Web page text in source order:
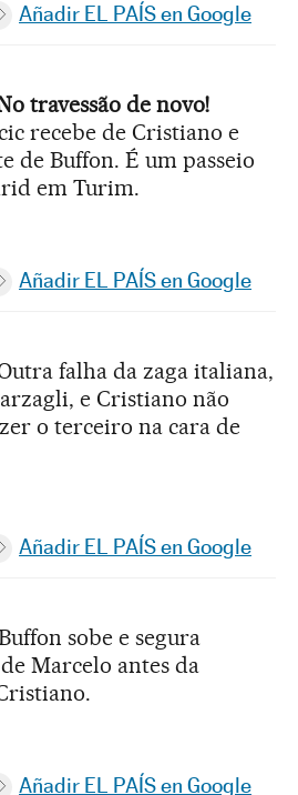
en Facebook
en Twitter
Desplegar Redes Sociales
Añadir EL PAÍS en Google
travessão de novo!
recebe de Cristiano e
de Buffon. É um passeio
em Turim.
en Facebook
en Twitter
Desplegar Redes Sociales
Añadir EL PAÍS en Google
falha da zaga italiana,
e Cristiano não
o terceiro na cara de
en Facebook
en Twitter
Desplegar Redes Sociales
Añadir EL PAÍS en Google
sobe e segura
Marcelo antes da
Añadir EL PAÍS en Google